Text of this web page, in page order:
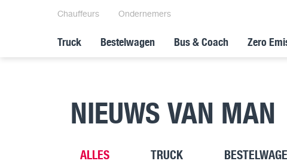
Chauffeurs Ondernemers
Truck Bestelwagen Bus & Coach Zero
NIEUWS VAN MAN
ALLES TRUCK